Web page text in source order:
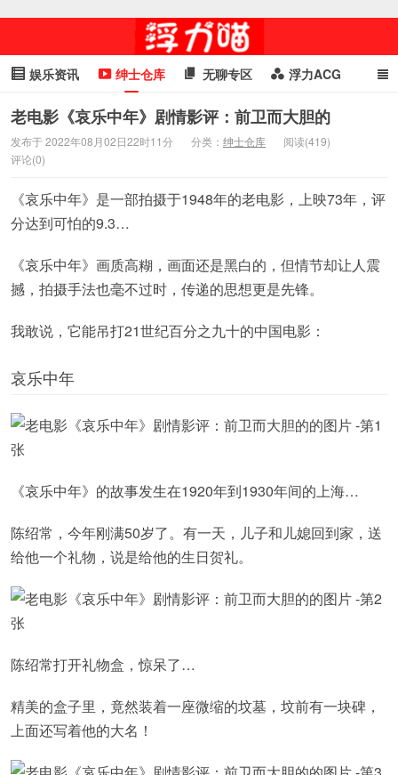
娱乐资讯 绅士仓库 无聊专区 浮力ACG
浮力GIF 明星头条 浮力资讯 头条女神 萌妹专区
cosplay
老电影《哀乐中年》剧情影评：前卫而大胆的
发布于 2022年08月02日22时11分 分类： 绅士仓库
阅读(419)
评论(0)
《哀乐中年》是一部拍摄于1948年的老电影，上映73年，评
分达到可怕的9.3…
《哀乐中年》画质高糊，画面还是黑白的，但情节却让人震
撼，拍摄手法也毫不过时，传递的思想更是先锋。
我敢说，它能吊打21世纪百分之九十的中国电影：
哀乐中年
《哀乐中年》的故事发生在1920年到1930年间的上海…
陈绍常，今年刚满50岁了。有一天，儿子和儿媳回到家，送
给他一个礼物，说是给他的生日贺礼。
陈绍常打开礼物盒，惊呆了…
精美的盒子里，竟然装着一座微缩的坟墓，坟前有一块碑，
上面还写着他的大名！